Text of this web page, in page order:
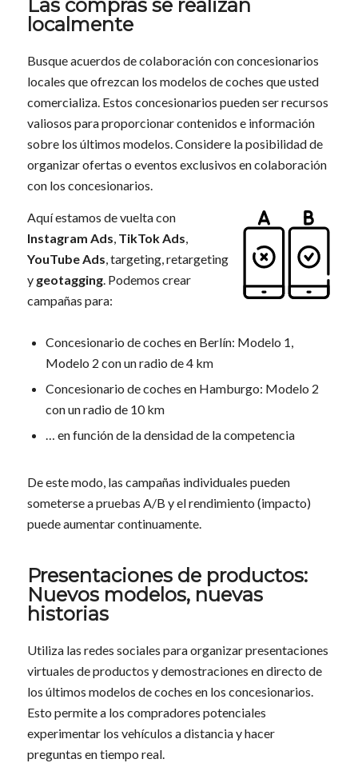
Las compras se realizan
localmente
Busque acuerdos de colaboración con concesionarios
locales que ofrezcan los modelos de coches que usted
comercializa. Estos concesionarios pueden ser recursos
valiosos para proporcionar contenidos e información
sobre los últimos modelos. Considere la posibilidad de
organizar ofertas o eventos exclusivos en colaboración
con los concesionarios.
Aquí estamos de vuelta con
Instagram Ads TikTok Ads
YouTube Ads , targeting, retargeting
y geotagging. Podemos crear
campañas para:
Concesionario de coches en Berlín: Modelo 1,
Modelo 2 con un radio de 4 km
Concesionario de coches en Hamburgo: Modelo 2
con un radio de 10 km
… en función de la densidad de la competencia
De este modo, las campañas individuales pueden
someterse a pruebas A/B y el rendimiento (impacto)
puede aumentar continuamente.
Presentaciones de productos:
Nuevos modelos, nuevas
historias
Utiliza las redes sociales para organizar presentaciones
virtuales de productos y demostraciones en directo de
los últimos modelos de coches en los concesionarios.
Esto permite a los compradores potenciales
experimentar los vehículos a distancia y hacer
preguntas en tiempo real.